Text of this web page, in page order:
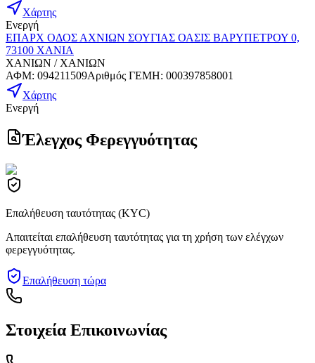
Χάρτης
Ενεργή
ΕΠΑΡΧ ΟΔΟΣ ΑΧΝΙΩΝ ΣΟΥΓΙΑΣ ΟΑΣΙΣ ΒΑΡΥΠΕΤΡΟΥ 0,
73100 ΧΑΝΙΑ
ΧΑΝΙΩΝ / ΧΑΝΙΩΝ
ΑΦΜ: 094211509Αριθμός ΓΕΜΗ: 000397858001
Χάρτης
Ενεργή
Έλεγχος Φερεγγυότητας
Επαλήθευση ταυτότητας (KYC)
Απαιτείται επαλήθευση ταυτότητας για τη χρήση των ελέγχων
φερεγγυότητας.
Επαλήθευση τώρα
Στοιχεία Επικοινωνίας